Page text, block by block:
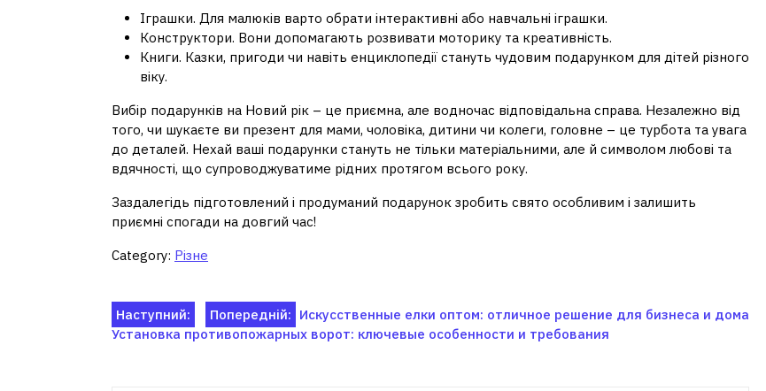
Іграшки. Для малюків варто обрати інтерактивні або навчальні іграшки.
Конструктори. Вони допомагають розвивати моторику та креативність.
Книги. Казки, пригоди чи навіть енциклопедії стануть чудовим подарунком для дітей різного
віку.
Вибір подарунків на Новий рік – це приємна, але водночас відповідальна справа. Незалежно від
того, чи шукаєте ви презент для мами, чоловіка, дитини чи колеги, головне – це турбота та увага
до деталей. Нехай ваші подарунки стануть не тільки матеріальними, але й символом любові та
вдячності, що супроводжуватиме рідних протягом всього року.
Заздалегідь підготовлений і продуманий подарунок зробить свято особливим і залишить
приємні спогади на довгий час!
Category: Різне
НавігаціяПопередній: Искусственные елки оптом: отличное решение для бизнеса и дома
Наступний:
Установка противопожарных ворот: ключевые особенности и требования